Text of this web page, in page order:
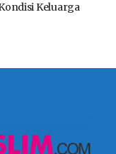
Keluarga